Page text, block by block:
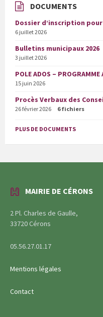
DOCUMENTS
Dossier d’inscription pour
6 juillet 2026
Bulletins municipaux 2026
3 juillet 2026
POLE ADOS – PROGRAMME
15 juin 2026
Procès Verbaux des
26 février 2026 6 fichiers
PLUS DE DOCUMENTS
MAIRIE DE CÉRONS
2 Pl. Charles de Gaulle,
33720 Cérons
05.56.27.01.17
Mentions légales
Contact